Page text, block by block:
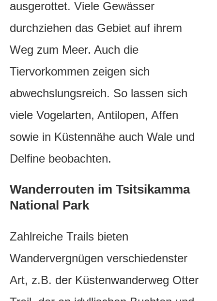
ausgerottet. Viele Gewässer
durchziehen das Gebiet auf ihrem
Weg zum Meer. Auch die
Tiervorkommen zeigen sich
abwechslungsreich. So lassen sich
viele Vogelarten, Antilopen, Affen
sowie in Küstennähe auch Wale und
Delfine beobachten.
Wanderrouten im Tsitsikamma
National Park
Zahlreiche Trails bieten
Wandervergnügen verschiedenster
Art, z.B. der Küstenwanderweg Otter